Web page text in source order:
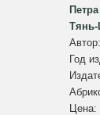
Автор:
Год
Цена: